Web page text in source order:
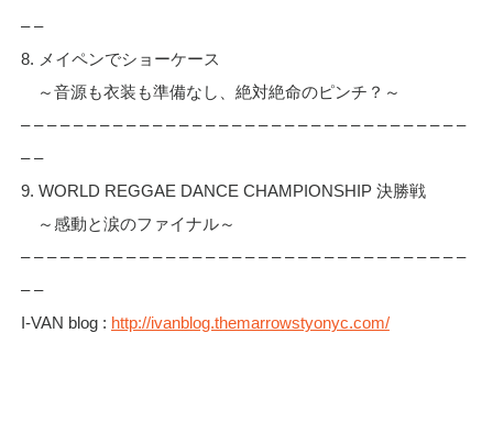
– –
8. メイペンでショーケース
～音源も衣装も準備なし、絶対絶命のピンチ？～
– – – – – – – – – – – – – – – – – – – – – – – – – – – – – – – – – –
– –
9. WORLD REGGAE DANCE CHAMPIONSHIP 決勝戦
～感動と涙のファイナル～
– – – – – – – – – – – – – – – – – – – – – – – – – – – – – – – – – –
– –
I-VAN blog : http://ivanblog.themarrowstyonyc.com/